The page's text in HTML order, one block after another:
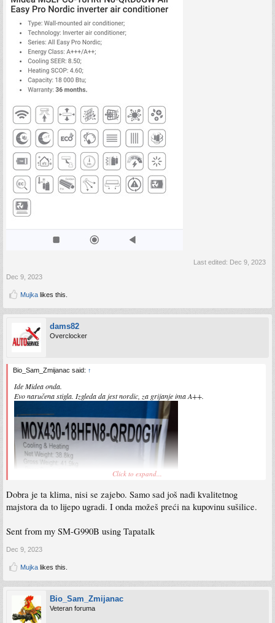
Last edited: Dec 9, 2023
Dec 9, 2023
Mujka likes this.
dams82
Overclocker
Bio_Sam_Zmijanac said: ↑
Ide Midea onda.
Evo naručena stigla. Izgleda da jest nordic, za grijanje ima A++.
Click to expand...
Dobra je ta klima, nisi se zajebo. Samo sad još nađi kvalitetnog
majstora da to lijepo ugradi. I onda možeš preći na kupovinu sušilice.
Sent from my SM-G990B using Tapatalk
Dec 9, 2023
Mujka likes this.
Bio_Sam_Zmijanac
Veteran foruma